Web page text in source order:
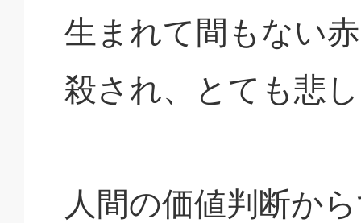
生まれて間もない
殺され、とても悲
人間の価値判断か